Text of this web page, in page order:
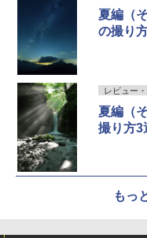
夏編（
の撮り
レビュー
夏編（
撮り方3
もっ